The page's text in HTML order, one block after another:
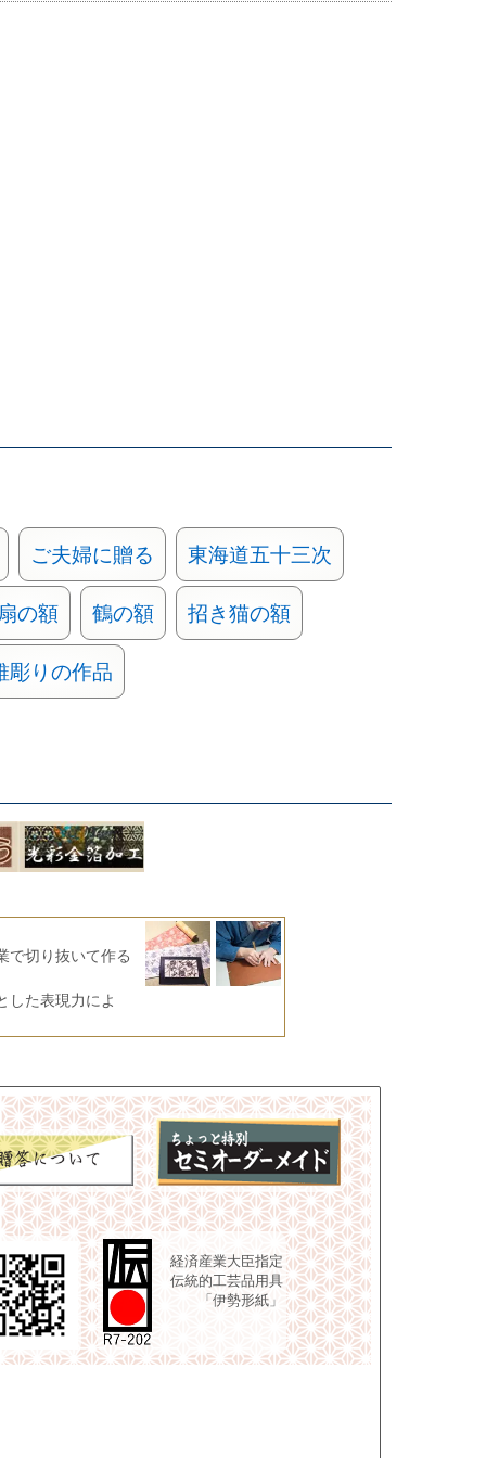
ご夫婦に贈る 東海道五十三次
の額 鶴の額 招き猫の額
彫りの作品
で切り抜いて作る
した表現力によ
経済産業大臣指定
伝統的工芸品用具
「伊勢形紙」